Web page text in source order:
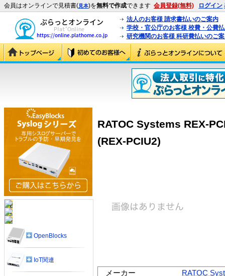
会員はオンラインで見積書(見本)を無料で作成できます 会員登録(無料) ログイン
法人のお客様 請求書払いのご案内
学校・官公庁のお客様 校費・公費
研究機関のお客様 科研費払いのご
RATOC Systems REX-
(REX-PCIU2)
メーカー
RATOC
OpenBlocks
IoT関連